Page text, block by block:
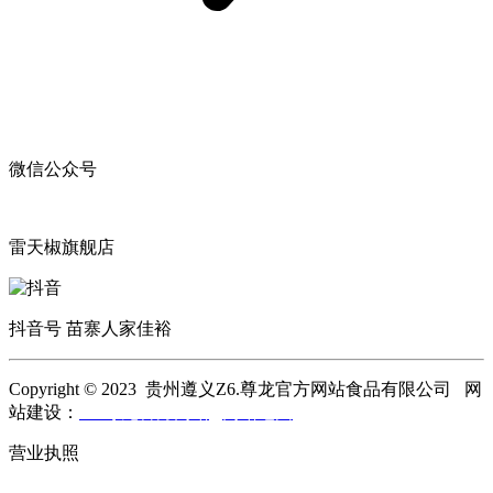
微信公众号
雷天椒旗舰店
抖音号 苗寨人家佳裕
Copyright © 2023 贵州遵义Z6.尊龙官方网站食品有限公司 网
站建设：
营业执照